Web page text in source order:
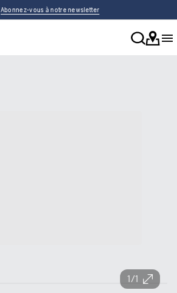
Abonnez-vous à notre newsletter
1/1